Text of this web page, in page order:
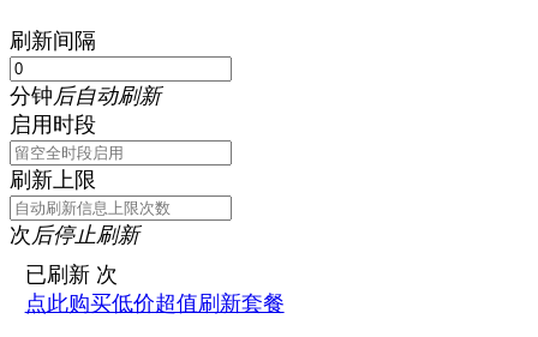
刷新间隔
分钟 后自动刷新
启用时段
刷新上限
次 后停止刷新
已刷新 次
点此购买低价超值刷新套餐